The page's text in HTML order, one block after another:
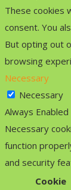
These cookies
consent. You
But opting out
browsing
Necessary
Necessary
Always Enabled
Necessary
function
and security
Cookie